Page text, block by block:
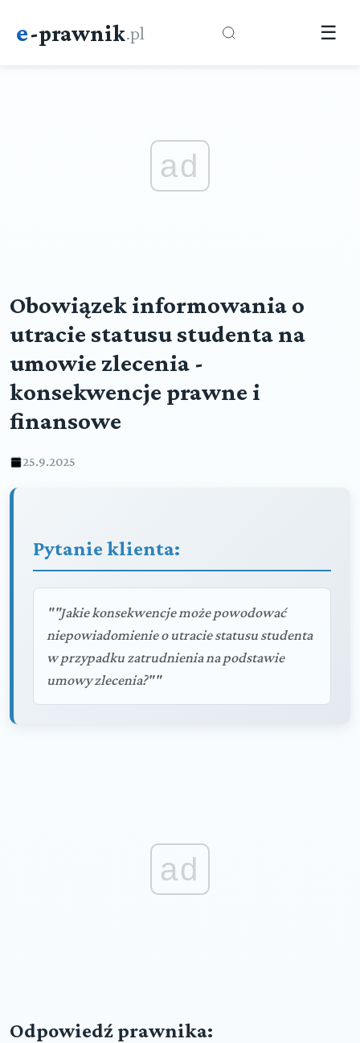
e-prawnik.pl ☰
ad
Obowiązek informowania o
utracie statusu studenta na
umowie zlecenia -
konsekwencje prawne i
finansowe
25.9.2025
Pytanie klienta:
""Jakie konsekwencje może powodować
niepowiadomienie o utracie statusu studenta
w przypadku zatrudnienia na podstawie
umowy zlecenia?""
ad
Odpowiedź prawnika: